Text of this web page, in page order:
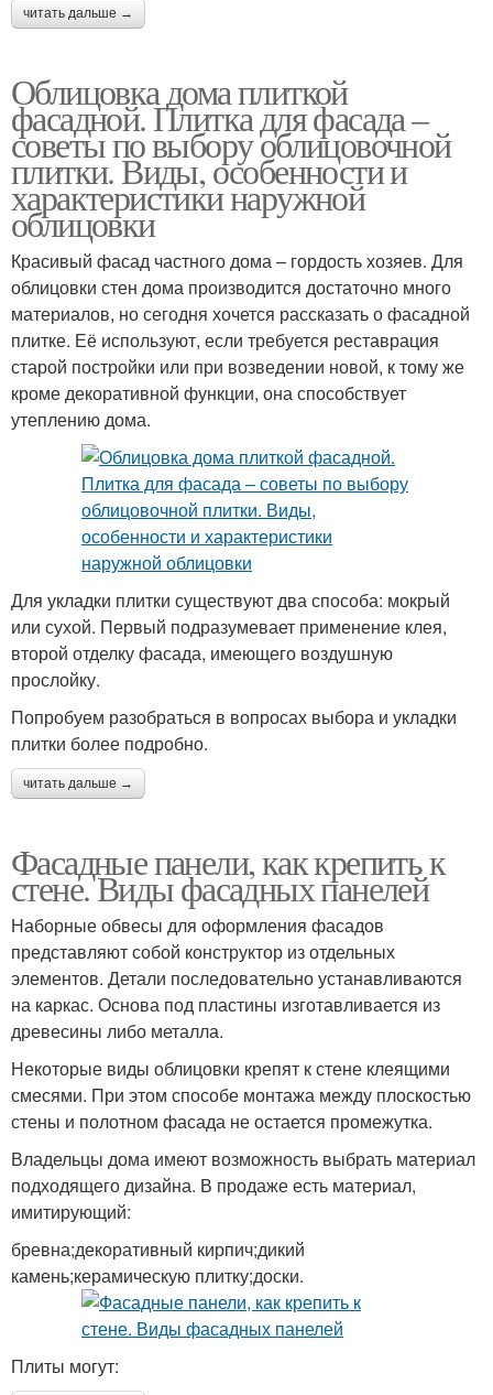
читать дальше →
Облицовка дома плиткой
фасадной. Плитка для фасада –
советы по выбору облицовочной
плитки. Виды, особенности и
характеристики наружной
облицовки
Красивый фасад частного дома – гордость хозяев. Для
облицовки стен дома производится достаточно много
материалов, но сегодня хочется рассказать о фасадной
плитке. Её используют, если требуется реставрация
старой постройки или при возведении новой, к тому же
кроме декоративной функции, она способствует
утеплению дома.
Для укладки плитки существуют два способа: мокрый
или сухой. Первый подразумевает применение клея,
второй отделку фасада, имеющего воздушную
прослойку.
Попробуем разобраться в вопросах выбора и укладки
плитки более подробно.
читать дальше →
Фасадные панели, как крепить к
стене. Виды фасадных панелей
Наборные обвесы для оформления фасадов
представляют собой конструктор из отдельных
элементов. Детали последовательно устанавливаются
на каркас. Основа под пластины изготавливается из
древесины либо металла.
Некоторые виды облицовки крепят к стене клеящими
смесями. При этом способе монтажа между плоскостью
стены и полотном фасада не остается промежутка.
Владельцы дома имеют возможность выбрать материал
подходящего дизайна. В продаже есть материал,
имитирующий:
бревна;декоративный кирпич;дикий
камень;керамическую плитку;доски.
Плиты могут: